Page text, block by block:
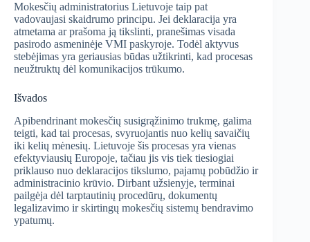
Mokesčių administratorius Lietuvoje taip pat
vadovaujasi skaidrumo principu. Jei deklaracija yra
atmetama ar prašoma ją tikslinti, pranešimas visada
pasirodo asmeninėje VMI paskyroje. Todėl aktyvus
stebėjimas yra geriausias būdas užtikrinti, kad procesas
neužtruktų dėl komunikacijos trūkumo.
Išvados
Apibendrinant mokesčių susigrąžinimo trukmę, galima
teigti, kad tai procesas, svyruojantis nuo kelių savaičių
iki kelių mėnesių. Lietuvoje šis procesas yra vienas
efektyviausių Europoje, tačiau jis vis tiek tiesiogiai
priklauso nuo deklaracijos tikslumo, pajamų pobūdžio ir
administracinio krūvio. Dirbant užsienyje, terminai
pailgėja dėl tarptautinių procedūrų, dokumentų
legalizavimo ir skirtingų mokesčių sistemų bendravimo
ypatumų.